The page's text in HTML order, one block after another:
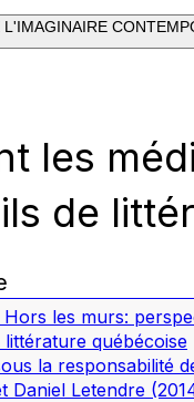
L'IMAGINAIRE
les
de
Hors les murs:
québécoise
la responsabilité
Daniel Letendre